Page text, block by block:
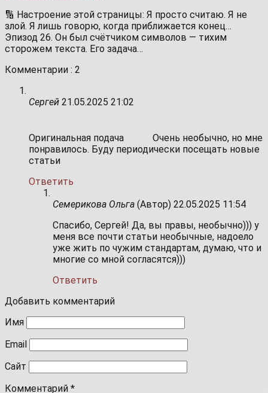
🔢 Настроение этой страницы: Я просто считаю. Я не
злой. Я лишь говорю, когда приближается конец…
Эпизод 26. Он был счётчиком символов — тихим
сторожем текста. Его задача…
Комментарии : 2
Сергей 21.05.2025 21:02
Оригинальная подача
Очень необычно, но мне
понравилось. Буду периодически посещать новые
статьи
Ответить
Семерикова Ольга (Автор) 22.05.2025 11:54
Спасибо, Сергей! Да, вы правы, необычно))) у
меня все почти статьи необычные, надоело
уже жить по чужим стандартам, думаю, что и
многие со мной согласятся)))
Ответить
Добавить комментарий
Имя
Email
Сайт
Комментарий *